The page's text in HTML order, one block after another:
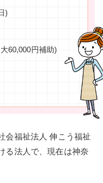
)
60,000円補助)
会福祉法人 伸こう福祉
る法人で、現在は神奈